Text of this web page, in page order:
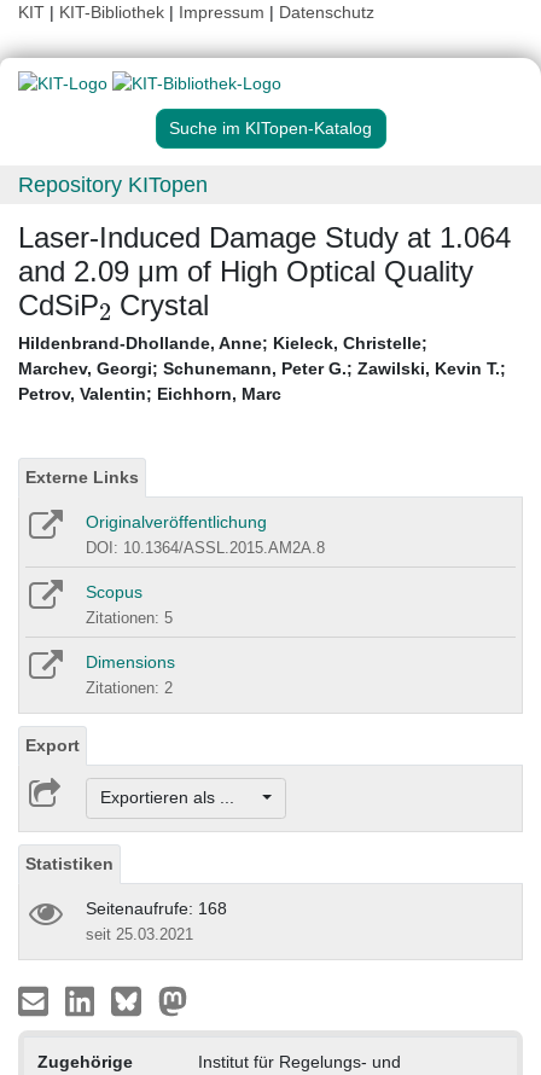
KIT | KIT-Bibliothek | Impressum | Datenschutz
Suche im KITopen-Katalog
Repository KITopen
Laser-Induced Damage Study at 1.064
and 2.09 μm of High Optical Quality
CdSiP
2
Crystal
Hildenbrand-Dhollande, Anne; Kieleck, Christelle;
Marchev, Georgi; Schunemann, Peter G.; Zawilski, Kevin T.;
Petrov, Valentin; Eichhorn, Marc
Externe Links
Originalveröffentlichung
DOI: 10.1364/ASSL.2015.AM2A.8
Scopus
Zitationen: 5
Dimensions
Zitationen: 2
Export
Exportieren als ...
Statistiken
Seitenaufrufe: 168
seit 25.03.2021
Zugehörige
Institut für Regelungs- und